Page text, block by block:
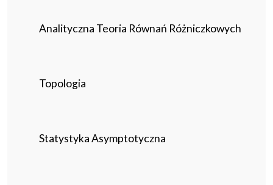
Analityczna Teoria Równań Różniczkowych
Topologia
Statystyka Asymptotyczna